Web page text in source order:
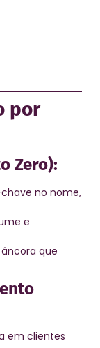
por
Zero):
no nome,
e
que
em clientes